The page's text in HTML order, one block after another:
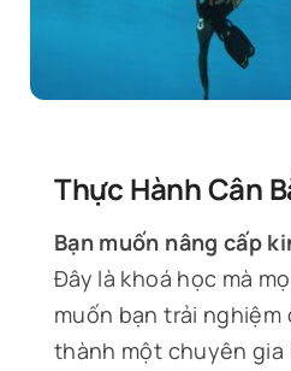
Thực Hành Cân
Bạn muốn nâng cấp
Đây là khoá học mà
muốn bạn trải nghiệm
thành một chuyên gia